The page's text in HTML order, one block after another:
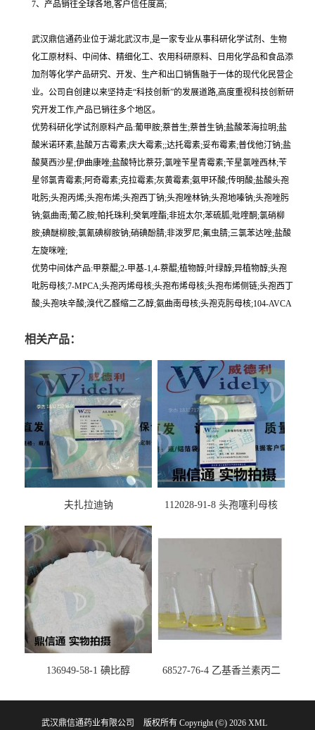
7、产品销往全球各地,客户信任度高;
武汉鼎信通药业位于湖北武汉市,是一家专业从事科研化学试剂、生物
化工原材料、中间体、精细化工、农用科研原料、日用化学品和食品添
加剂等化学产品研究、开发、生产和出口销售融于一体的现代化民营企
业。公司自创建以来坚持走“科技创新”的发展道路,高度重视科技创新研
究开发工作,产品已销往多个地区。
优势科研化学试剂原料产品:葡甲胺;萘普生;萘普生钠;盐酸苯海拉明;盐
酸米诺环素,盐酸万古霉素;庆大霉素;;达托霉素;妥布霉素;普伐他汀钠;盐
酸莫西沙星;伊曲康唑;盐酸特比萘芬;氯唑苄星青霉素;苄星氯唑西林;苄
星邻氯青霉素;阿奇霉素;克拉霉素;灰黄霉素;氨甲环酸;传明酸;盐酸头孢
吡肟;头孢丙烯;头孢布烯;头孢西丁钠;头孢唑林钠;头孢地嗪钠;头孢唑肟
钠;氨曲南;葡乙胺;帕托珠利;癸氧喹酯;非班太尔;苯硫胍;吡喹酮;氯硝柳
胺;碘醚柳胺;氯氰碘柳胺钠;硝碘酚腈;非泼罗尼;氟虫腈;三氯苯达唑;盐酸
左旋咪唑;
优势中间体产品:甲萘醌;2-甲基-1,4-萘醌;植物醇;叶绿醇;异植物醇;头孢
吡肟母核;7-MPCA;头孢丙烯母核;头孢布烯母核;头孢布烯侧链;头孢西丁
酸;头孢呋辛酸;溴代乙醛缩二乙醇;氨曲南母核;头孢克肟母核;104-AVCA
相关产品：
夫扎拉迪钠
112028-91-8 头孢噻利母核
136949-58-1 碘比醇
68527-76-4 乙基香兰素丙二
剂 -香精香料 -鼎信通李杰
武汉鼎信通药业有限公司 版权所有 Copyright (©) 2026 XML